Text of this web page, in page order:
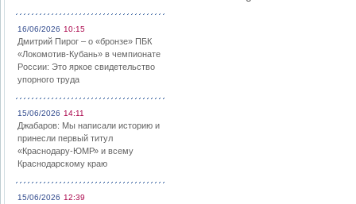
16/06/2026 10:15
Дмитрий Пирог – о «бронзе» ПБК
«Локомотив-Кубань» в чемпионате
России: Это яркое свидетельство
упорного труда
15/06/2026 14:11
Джабаров: Мы написали историю и
принесли первый титул
«Краснодару-ЮМР» и всему
Краснодарскому краю
15/06/2026 12:39